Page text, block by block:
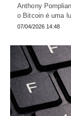
Anthony
o Bitcoin é uma
07/04/2026 14:48